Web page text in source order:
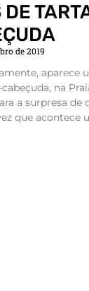
DE
de 2019
aparece
na
a surpresa de
que acontece